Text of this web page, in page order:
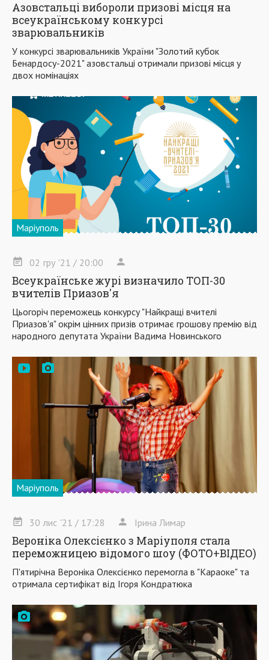
Азовстальці вибороли призові місця на
всеукраїнському конкурсі
зварювальників
У конкурсі зварювальників України "Золотий кубок
Бенардосу-2021" азовстальці отримали призові місця у
двох номінаціях
Маріуполь
02 гру '21 / 20:00
Всеукраїнське журі визначило ТОП-30
вчителів Приазов'я
Цьогоріч переможець конкурсу "Найкращі вчителі
Приазов'я" окрім цінних призів отримає грошову премію від
народного депутата України Вадима Новинського
Маріуполь
30 лис '21 / 17:28 Ірина Лимар
Вероніка Олексієнко з Маріуполя стала
переможницею відомого шоу (ФОТО+ВІДЕО)
П'ятирічна Вероніка Олексієнко перемогла в "Караоке" та
отримала сертифікат від Ігоря Кондратюка